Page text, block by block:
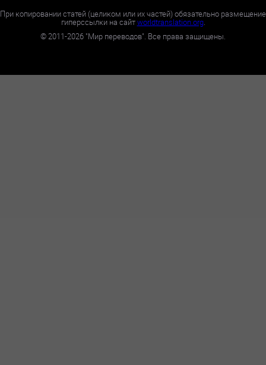
При копировании статей (целиком или их частей) обязательно размещение
гиперссылки на сайтworldtranslation.org.
©2011-2026 "Мир переводов". Все права защищены.